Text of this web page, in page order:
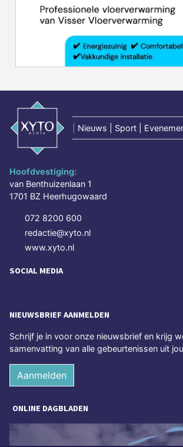
Nieuws | Sport |
Hoofdvestiging:
van Benthuizenlaan 1
1701 BZ Heerhugowaard
072 8200 600
redactie@xyto.nl
www.xyto.nl
SOCIAL MEDIA
NIEUWSBRIEF AANMELDEN
Schrijf je in voor onze nieuwsbrief en krijg
samenvatting van alle gebeurtenissen uit
Aanmelden
ONLINE DAGBLADEN